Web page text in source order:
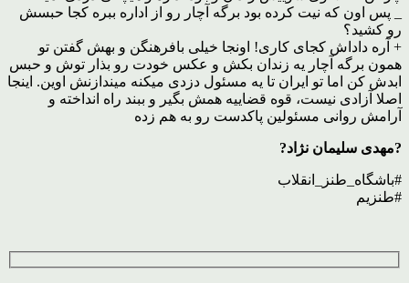
_ پس اون که نیت کرده بود برگه آچار رو از اداره ببره کجا حبسش
رو کشید؟
+ آره داداش کجای کاری! اونجا خیلی بافرهنگن و بهش گفتن تو
همون برگه آچار یه زندان بکش و عکس خودت رو بذار توش و حبس
ابدش کن اما تو ایران تا یه مسئول دزدی میکنه میندازنش اوین. اینجا
اصلا آزادی نیست، قوه قضاییه همش بگیر و ببند راه انداخته و
آرامش روانی مسئولین پاکدست رو به هم زده
?مهدی سلیمان نژاد?
#باشگاه_طنز_انقلاب
#طنزیم